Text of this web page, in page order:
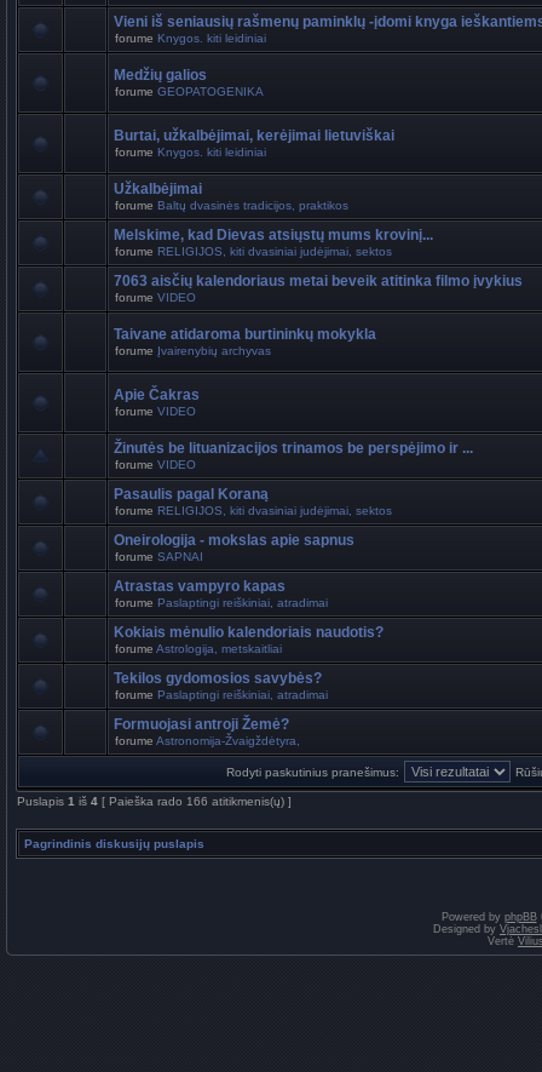
Vieni iš seniausių rašmenų paminklų -įdomi knyga
forume Knygos. kiti leidiniai
Medžių galios
forume GEOPATOGENIKA
Burtai, užkalbėjimai, kerėjimai lietuviškai
forume Knygos. kiti leidiniai
Užkalbėjimai
forume Baltų dvasinės tradicijos, praktikos
Melskime, kad Dievas atsiųstų mums krovinį...
forume RELIGIJOS, kiti dvasiniai judėjimai, sektos
7063 aisčių kalendoriaus metai beveik atitinka filmo įvykius
forume VIDEO
Taivane atidaroma burtininkų mokykla
forume Įvairenybių archyvas
Apie Čakras
forume VIDEO
Žinutės be lituanizacijos trinamos be perspėjimo ir ...
forume VIDEO
Pasaulis pagal Koraną
forume RELIGIJOS, kiti dvasiniai judėjimai, sektos
Oneirologija - mokslas apie sapnus
forume SAPNAI
Atrastas vampyro kapas
forume Paslaptingi reiškiniai, atradimai
Kokiais mėnulio kalendoriais naudotis?
forume Astrologija, metskaitliai
Tekilos gydomosios savybės?
forume Paslaptingi reiškiniai, atradimai
Formuojasi antroji Žemė?
forume Astronomija-Žvaigždėtyra,
Rodyti paskutinius pranešimus:
Puslapis 1 iš 4 [ Paieška rado 166 atitikmenis(ų) ]
Pagrindinis diskusijų puslapis
Powered by phpBB
Designed by
Vertė